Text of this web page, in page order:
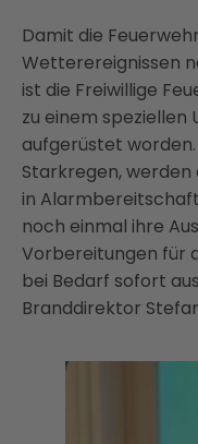
Damit die
Wetterereignissen
ist die Freiwillige
zu einem
aufgerüstet
Starkregen,
in
noch einmal ihre
Vorbereitungen für
bei Bedarf sofort
Branddirektor